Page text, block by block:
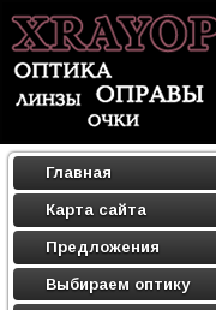
Главная
Карта сайта
Предложения
Выбираем оптику